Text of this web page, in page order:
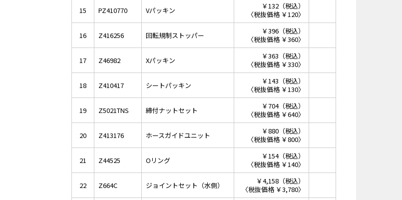
15 PZ410770 Vパッキン
￥132（税込）
〈税抜価格 ￥120〉
16 Z416256 回転規制ストッパー
￥396（税込）
〈税抜価格 ￥360〉
17 Z46982 Xパッキン
￥363（税込）
〈税抜価格 ￥330〉
18 Z410417 シートパッキン
￥143（税込）
〈税抜価格 ￥130〉
19 Z5021TNS 締付ナットセット
￥704（税込）
〈税抜価格 ￥640〉
20 Z413176 ホースガイドユニット
￥880（税込）
〈税抜価格 ￥800〉
21 Z44525 Oリング
￥154（税込）
〈税抜価格 ￥140〉
22 Z664C ジョイントセット（水側）
￥4,158（税込）
〈税抜価格 ￥3,780〉